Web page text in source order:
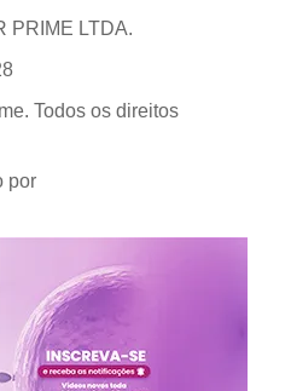
PRIME LTDA.
Todos os direitos
por